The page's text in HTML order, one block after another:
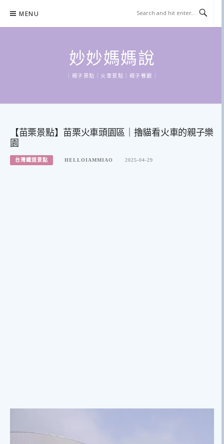
content
MENU
妙妙媽媽說
｜親子景點｜火車景點｜親子餐廳｜
【苗栗景點】苗栗火車頭園區｜擼貓看火車的親子樂
園
台灣鐵道景點 HELLOIAMMIAO 2025-04-29